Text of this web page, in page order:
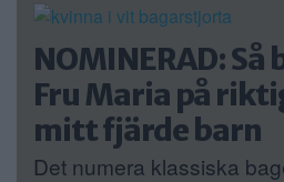
NOMINERAD: Så
Fru Maria på
mitt fjärde barn
Det numera klassiska